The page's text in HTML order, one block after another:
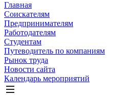
Главная
Соискателям
Предпринимателям
Работодателям
Студентам
Путеводитель по компаниям
Рынок труда
Новости сайта
Календарь мероприятий